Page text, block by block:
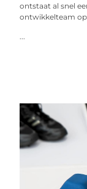
ontstaat al snel
ontwikkelteam
...